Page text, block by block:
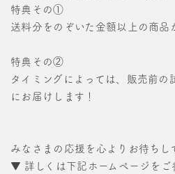
特典その①
送料分をのぞいた金額以上の商品
特典その②
タイミングによっては、販売前の
にお届けします！
みなさまの応援を心よりお待ちし
▼ 詳しくは下記ホームページをご